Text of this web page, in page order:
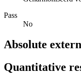
Pass
No
Absolute
Quantitative